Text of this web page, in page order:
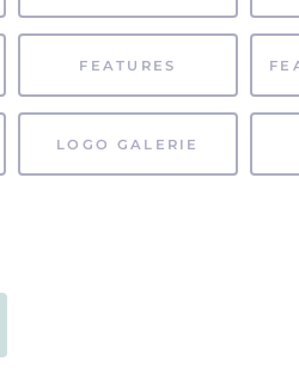
FEATURES
LOGO GALERIE